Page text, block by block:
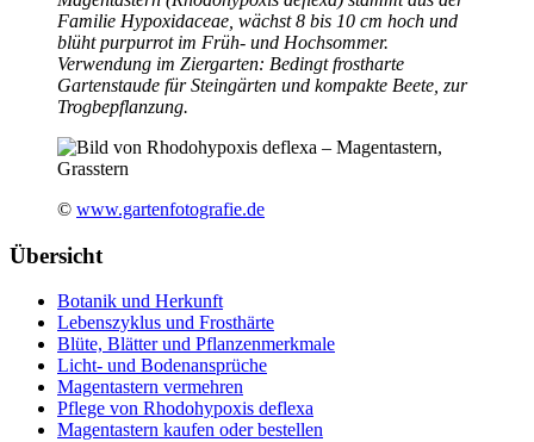
Familie Hypoxidaceae, wächst 8 bis 10 cm hoch und
blüht purpurrot im Früh- und Hochsommer.
Verwendung im Ziergarten: Bedingt frostharte
Gartenstaude für Steingärten und kompakte Beete, zur
Trogbepflanzung.
© www.gartenfotografie.de
Übersicht
Botanik und Herkunft
Lebenszyklus und Frosthärte
Blüte, Blätter und Pflanzenmerkmale
Licht- und Bodenansprüche
Magentastern vermehren
Pflege von Rhodohypoxis deflexa
Magentastern kaufen oder bestellen